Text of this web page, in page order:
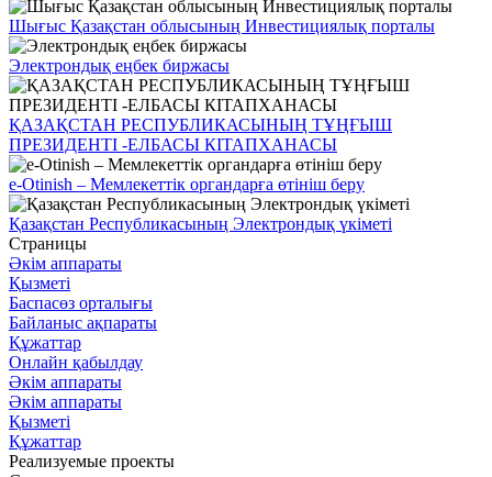
Шығыс Қазақстан облысының Инвестициялық порталы
Электрондық еңбек биржасы
ҚАЗАҚСТАН РЕСПУБЛИКАСЫНЫҢ ТҰҢҒЫШ
ПРЕЗИДЕНТІ -ЕЛБАСЫ КІТАПХАНАСЫ
e-Otinish – Мемлекеттік органдарға өтініш беру
Қазақстан Республикасының Электрондық үкіметі
Страницы
Әкім аппараты
Қызметі
Баспасөз орталығы
Байланыс ақпараты
Құжаттар
Онлайн қабылдау
Әкім аппараты
Әкім аппараты
Қызметі
Құжаттар
Реализуемые проекты